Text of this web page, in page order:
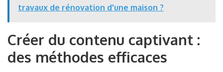
travaux de rénovation d'une maison ?
Créer du contenu captivant :
des méthodes efficaces